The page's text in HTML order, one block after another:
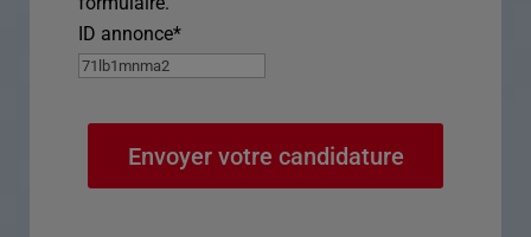
ID annonce*